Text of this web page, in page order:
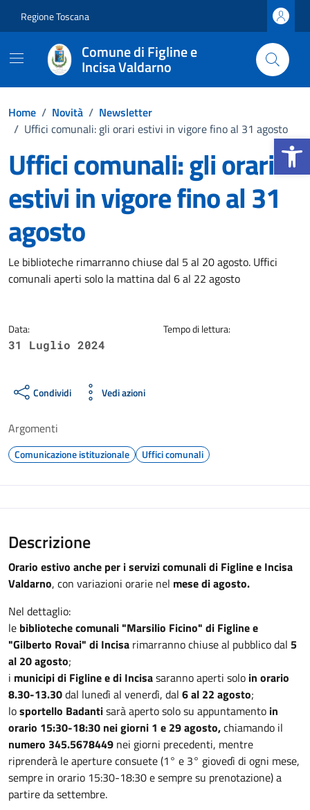
Apri la
Regione Toscana
Comune di Figline e
Incisa Valdarno
Home / Novità / Newsletter
/ Uffici comunali: gli orari estivi in vigore fino al 31 agosto
Uffici comunali: gli orari
estivi in vigore fino al 31
agosto
Dettagli della notizia
Le biblioteche rimarranno chiuse dal 5 al 20 agosto. Uffici
comunali aperti solo la mattina dal 6 al 22 agosto
Data:
31 Luglio 2024
Tempo di lettura:
Condividi Vedi azioni
Argomenti
Comunicazione istituzionale Uffici comunali
Descrizione
Orario estivo anche per i servizi comunali di Figline e Incisa
Valdarno, con variazioni orarie nel mese di agosto.
Nel dettaglio:
le biblioteche comunali "Marsilio Ficino" di Figline e
"Gilberto Rovai" di Incisa rimarranno chiuse al pubblico dal 5
al 20 agosto;
i municipi di Figline e di Incisasaranno aperti solo in orario
8.30-13.30dal lunedì al venerdì, dal 6 al 22 agosto;
losportello Badantisarà aperto solo su appuntamento in
orario 15:30-18:30 nei giorni 1 e 29 agosto,chiamando il
numero 345.5678449 nei giorni precedenti, mentre
riprenderà le aperture consuete (1° e 3° giovedì di ogni mese,
sempre in orario 15:30-18:30 e sempre su prenotazione) a
partire da settembre.